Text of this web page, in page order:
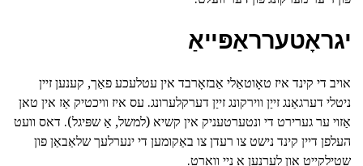
יגראָטערראַפּייאַ
אויב די קינד איז טאָוטאַלי אַבזאָרבד אין עטלעכע פאַך, קענען זיין
ניטלי דערגאַנג זייַן ווירקונג זייַן דערקלערונג. עס איז וויכטיק אַז אין טאן
אַזוי ער גערירט די ונטערטעניק אין קשיא (למשל, אַ שפּיגל). דאס וועט
העלפן דיין קינד נישט צו רעדן צו באַקומען די ינערלעך שלאַבאַן פון
שטילקייַט און לערנען אַ נייַ וואָרט.